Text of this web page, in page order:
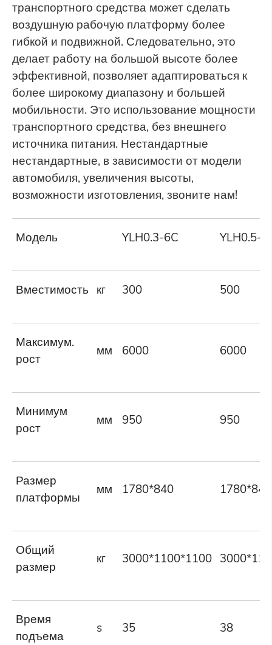
транспортного средства может сделать
воздушную рабочую платформу более
гибкой и подвижной. Следовательно, это
делает работу на большой высоте более
эффективной, позволяет адаптироваться к
более широкому диапазону и большей
мобильности. Это использование мощности
транспортного средства, без внешнего
источника питания. Нестандартные
нестандартные, в зависимости от модели
автомобиля, увеличения высоты,
возможности изготовления, звоните нам!
Модель YLH0.3-6C YLH0.5-
Вместимость кг 300 500
Максимум.
рост
мм 6000 6000
Минимум
рост
мм 950 950
Размер
платформы
мм 1780*840 1780*840
Общий
размер
кг 3000*1100*1100
Время
подъема
s 35 38